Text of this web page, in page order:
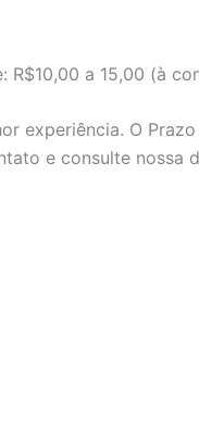
a 15,00 (à
experiência. O
e consulte nossa